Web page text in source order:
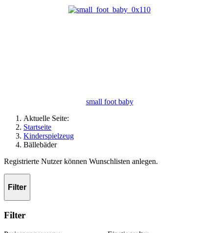
small foot baby
Aktuelle Seite:
Startseite
Kinderspielzeug
Bällebäder
Registrierte Nutzer können Wunschlisten anlegen.
Filter
Filter